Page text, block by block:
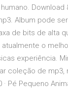
Download
Album pode
de bits de alta
atualmente o
experiência.
coleção de mp3,
· Pé Pequeno